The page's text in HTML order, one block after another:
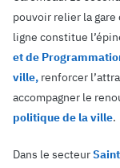
pouvoir relier la gare
ligne constitue
et de
ville, renforcer
accompagner le
politique de la ville.
Dans le secteur